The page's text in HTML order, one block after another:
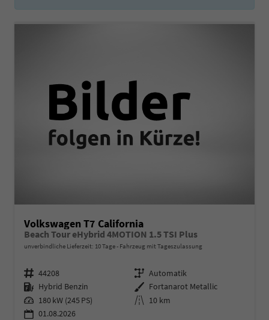
Volkswagen T7 California
Beach Tour eHybrid 4MOTION 1.5 TSI Plus
unverbindliche Lieferzeit: 10 Tage Fahrzeug mit Tageszulassung
Fahrzeugnr. 44208 Getriebe Automatik
Kraftstoff Hybrid Benzin Außenfarbe Fortanarot Metallic
Leistung 180 kW (245 PS) Kilometerstand 10 km
01.08.2026